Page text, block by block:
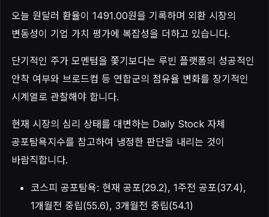
오늘 원달러 환율이 1491.00원을 기록하며 외환 시장의
변동성이 기업 가치 평가에 복잡성을 더하고 있습니다.
단기적인 주가 모멘텀을 쫓기보다는 루빈 플랫폼의 성공적인
안착 여부와 브로드컴 등 연합군의 점유율 변화를 장기적인
시계열로 관찰해야 합니다.
현재 시장의 심리 상태를 대변하는 Daily Stock 자체
공포탐욕지수를 참고하여 냉정한 판단을 내리는 것이
바람직합니다.
코스피 공포탐욕: 현재 공포(29.2), 1주전 공포(37.4),
1개월전 중립(55.6), 3개월전 중립(54.1)